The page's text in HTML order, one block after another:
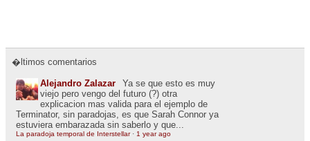
�ltimos comentarios
Alejandro Zalazar
Ya se que esto es muy
viejo pero vengo del futuro (?) otra
explicacion mas valida para el ejemplo de
Terminator, sin paradojas, es que Sarah Connor ya
estuviera embarazada sin saberlo y que...
La paradoja temporal de Interstellar· 1 year ago